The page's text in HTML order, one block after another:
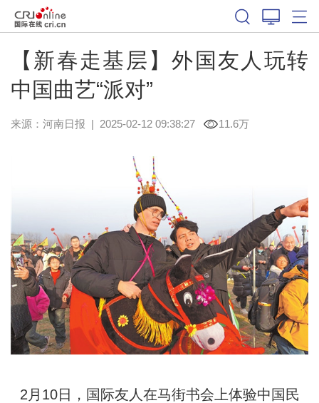
【新春走基层】外国友人玩转
中国曲艺“派对”
来源： 河南日报 | 2025-02-12 09:38:27 11.6万
2月10日，国际友人在马街书会上体验中国民